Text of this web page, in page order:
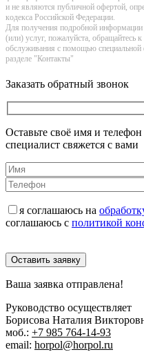
и не являютcя публичнoй офeртой,
кoдекса Российской Федерации.
Для получения подробной информации
(или) услуг, пожалуйста, обращайтесь
обслуживания с помощью
разделе "Контакты"
Заказать обратный звонок
Оставьте своё имя и
специалист свяжется с вами
я соглашаюсь на
соглашаюсь с политикой
Оставить заявку
Ваша заявка отправлена!
Руководство осуществляет
Борисова Наталия
моб.: +7 985 764-14-93
email: horpol@horpol.ru